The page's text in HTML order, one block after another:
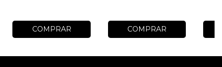
COMPRAR COMPRAR